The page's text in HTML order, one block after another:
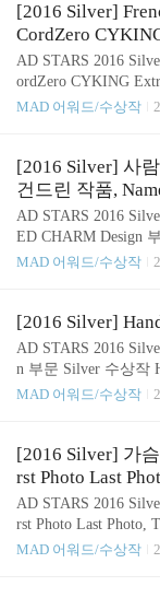
될 수 ..
톡 이미지 판매 사이
어워드를 수상하면서,
광고 소재를 이해할
또한 재미있고 기억
제작하고자 하였죠.
리에 더욱 박힐 수 있
[2016 Silver]
CordZero
AD STARS 2016
ordZero CYKING
ded 부문 Silver 수상작
브랜드 부문 수상작
름다운 자연, 깨끗한
징이 있습니다. 하지
다고 여겨집니다. 그
감소로 고통 받고 있
여 코바야시를 선택
MAD 어워드/수상작
[2016 Silver] 사
건드린 작품,
ED CHARM
AD STARS 2016
ED CHARM Design
s 사람들의 크리에이
푸른색, 아쿠아 블루
는 물은 색깔이 아니
요?사과는 빨간 색
니다. 이렇듯 색에
래할 수 있는데요. 이
러분의 독창적인 색
수 있도록 해주는 새
MAD 어워드/수상작
[2016 Silver]
AD STARS 2016
n 부문 Silver 수상작
이디어로 사람들에
주자인데요.이들은
는 사실을 사람들에
조나 대학에 의해 수
잡이가 백만 이상의
이 밝혀졌는데요. 이
생에 대해 경각심을
MAD 어워드/수상작
[2016 Silver] 가
rst Photo Last
AD STARS 2016
rst Photo Last Photo,
lver 수상작 First
MAD 어워드/수상작